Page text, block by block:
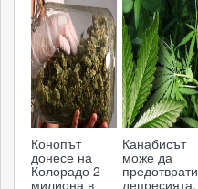
Конопът
донесе на
Колорадо 2
милиона в
Канабисът
може да
предотврати
депресията,